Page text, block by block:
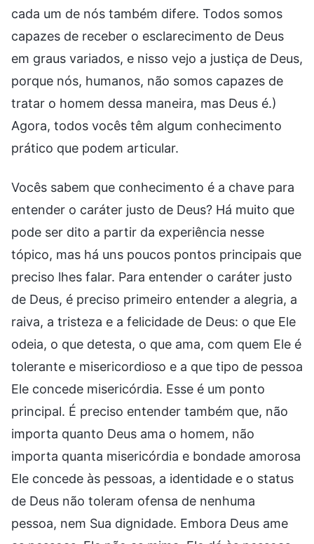
cada um de nós também difere. Todos somos
capazes de receber o esclarecimento de Deus
em graus variados, e nisso vejo a justiça de Deus,
porque nós, humanos, não somos capazes de
tratar o homem dessa maneira, mas Deus é.)
Agora, todos vocês têm algum conhecimento
prático que podem articular.
Vocês sabem que conhecimento é a chave para
entender o caráter justo de Deus? Há muito que
pode ser dito a partir da experiência nesse
tópico, mas há uns poucos pontos principais que
preciso lhes falar. Para entender o caráter justo
de Deus, é preciso primeiro entender a alegria, a
raiva, a tristeza e a felicidade de Deus: o que Ele
odeia, o que detesta, o que ama, com quem Ele é
tolerante e misericordioso e a que tipo de pessoa
Ele concede misericórdia. Esse é um ponto
principal. É preciso entender também que, não
importa quanto Deus ama o homem, não
importa quanta misericórdia e bondade amorosa
Ele concede às pessoas, a identidade e o status
de Deus não toleram ofensa de nenhuma
pessoa, nem Sua dignidade. Embora Deus ame